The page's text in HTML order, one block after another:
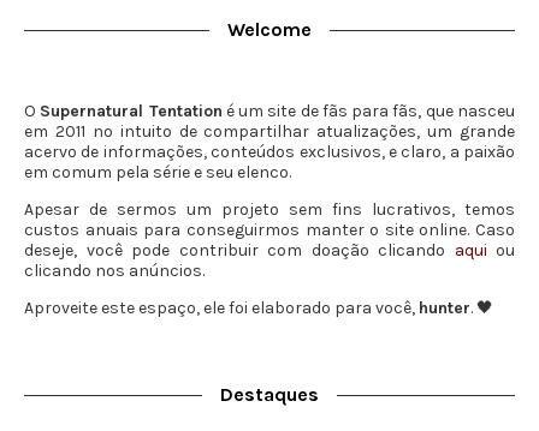
Welcome
O Supernatural Tentation é um site de fãs para fãs, que nasceu
em 2011 no intuito de compartilhar atualizações, um grande
acervo de informações, conteúdos exclusivos, e claro, a paixão
em comum pela série e seu elenco.
Apesar de sermos um projeto sem fins lucrativos, temos
custos anuais para conseguirmos manter o site online. Caso
deseje, você pode contribuir com doação clicando aqui ou
clicando nos anúncios.
Aproveite este espaço, ele foi elaborado para você, hunter. 🖤
Destaques